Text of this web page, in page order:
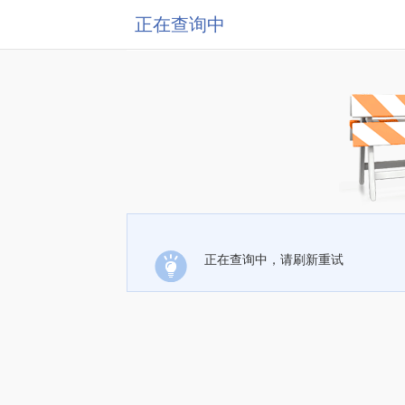
正在查询中
正在查询中，请刷新重试